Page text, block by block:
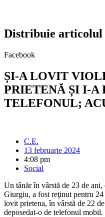
Distribuie articolul
Facebook
ȘI-A LOVIT
PRIETENĂ ȘI I-A
TELEFONUL;
C.E.
13 februarie 2024
4:08 pm
Social
Un tânăr în vârstă de 23 de
Giurgiu, a fost reţinut pentru
lovit prietena, în vârstă de 22
deposedat-o de telefonul mobil.